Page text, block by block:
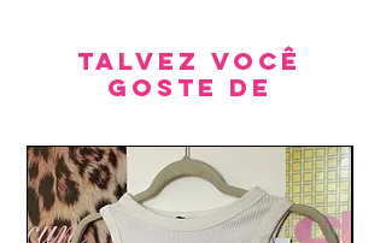
Talvez você
goste de